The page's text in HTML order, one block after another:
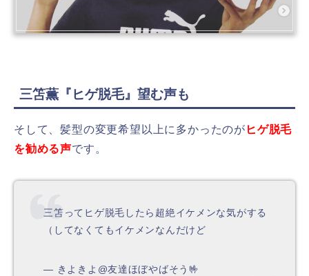
三笘薫『ヒゲ脱毛』望む声も
そして、髪型の変更希望以上に多かったのが ヒゲ脱毛
を勧める声です。
三笘ってヒゲ脱毛したら超絶イケメンな気がする
（してなくてもイケメンなんだけど
— きよきよ@友達ほぼやばそう🤟